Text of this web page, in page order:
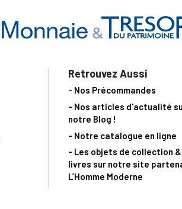
Retrouvez Aussi
- Nos Précommandes
- Nos articles d'actualité
notre Blog !
- Notre catalogue en ligne
- Les objets de collection
livres sur notre site
L’Homme Moderne